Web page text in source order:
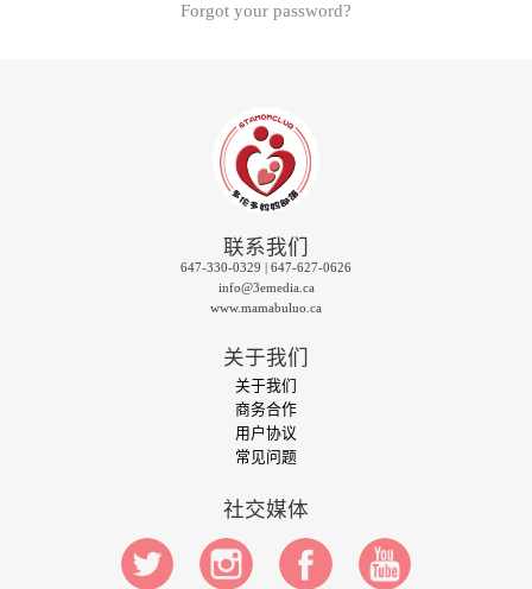
Forgot your password?
联系我们
647-330-0329 | 647-627-0626
info@3emedia.ca
www.mamabuluo.ca
关于我们
关于我们
商务合作
用户协议
常见问题
社交媒体